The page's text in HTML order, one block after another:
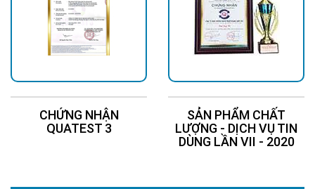
CHỨNG NHẬN
QUATEST 3
SẢN PHẨM CHẤT
LƯỢNG - DỊCH VỤ TIN
DÙNG LẦN VII - 2020